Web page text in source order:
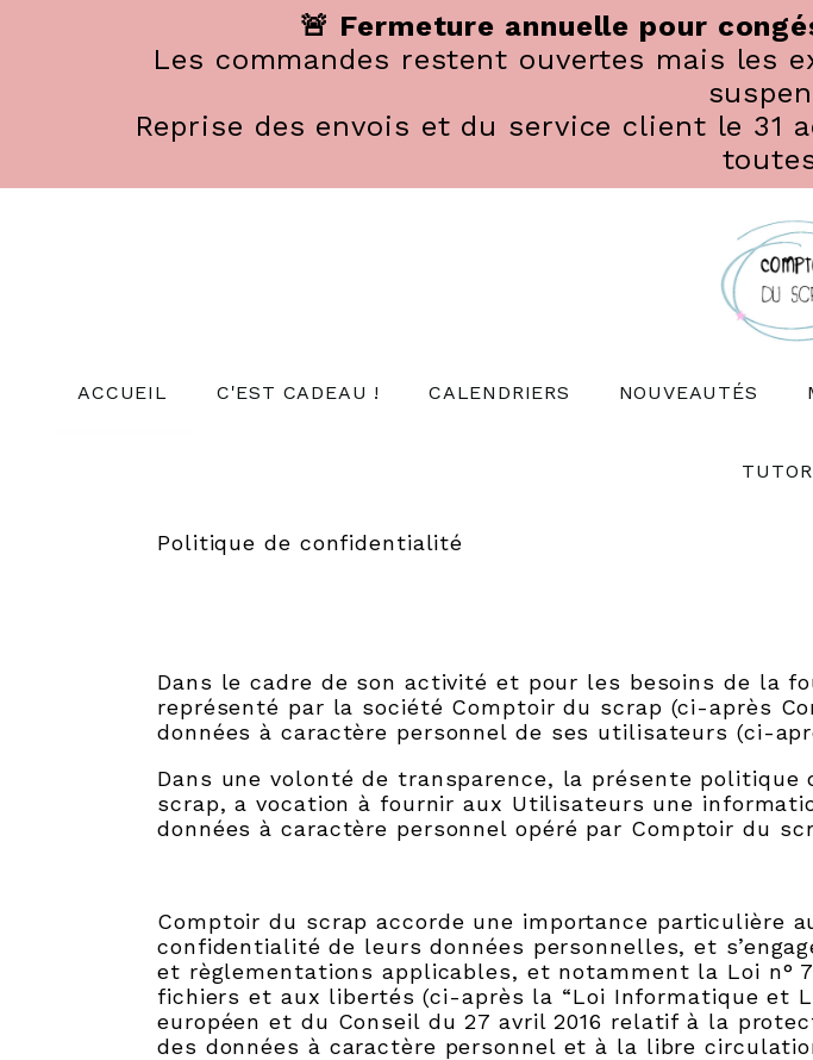
🚨 Fermeture annuelle pour
Les commandes restent ouvertes mais les
Reprise des envois et du service client le
ACCUEIL C'EST CADEAU ! CALENDRIERS NOUVEAUTÉS
Politique de confidentialité
Dans le cadre de son activité et pour les besoins de la
représenté par la société Comptoir du scrap (ci-après
données à caractère personnel de ses utilisateurs (ci-
Dans une volonté de transparence, la présente
scrap, a vocation à fournir aux Utilisateurs une
données à caractère personnel opéré par Comptoir du
Comptoir du scrap accorde une importance particulière
confidentialité de leurs données personnelles, et
et règlementations applicables, et notamment la Loi n°
fichiers et aux libertés (ci-après la “Loi Informatique et
européen et du Conseil du 27 avril 2016 relatif à la
des données à caractère personnel et à la libre